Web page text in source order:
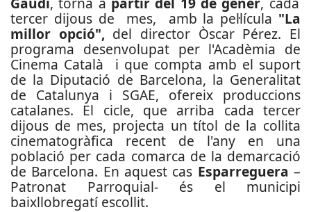
tercer dijous de mes, amb la pel·lícula "La
millor opció", del director Òscar Pérez. El
programa desenvolupat per l'Acadèmia de
Cinema Català i que compta amb el suport
de la Diputació de Barcelona, la Generalitat
de Catalunya i SGAE, ofereix produccions
catalanes. El cicle, que arriba cada tercer
dijous de mes, projecta un títol de la collita
cinematogràfica recent de l'any en una
població per cada comarca de la demarcació
de Barcelona. En aquest cas Esparreguera –
Patronat Parroquial- és el municipi
baixllobregatí escollit.